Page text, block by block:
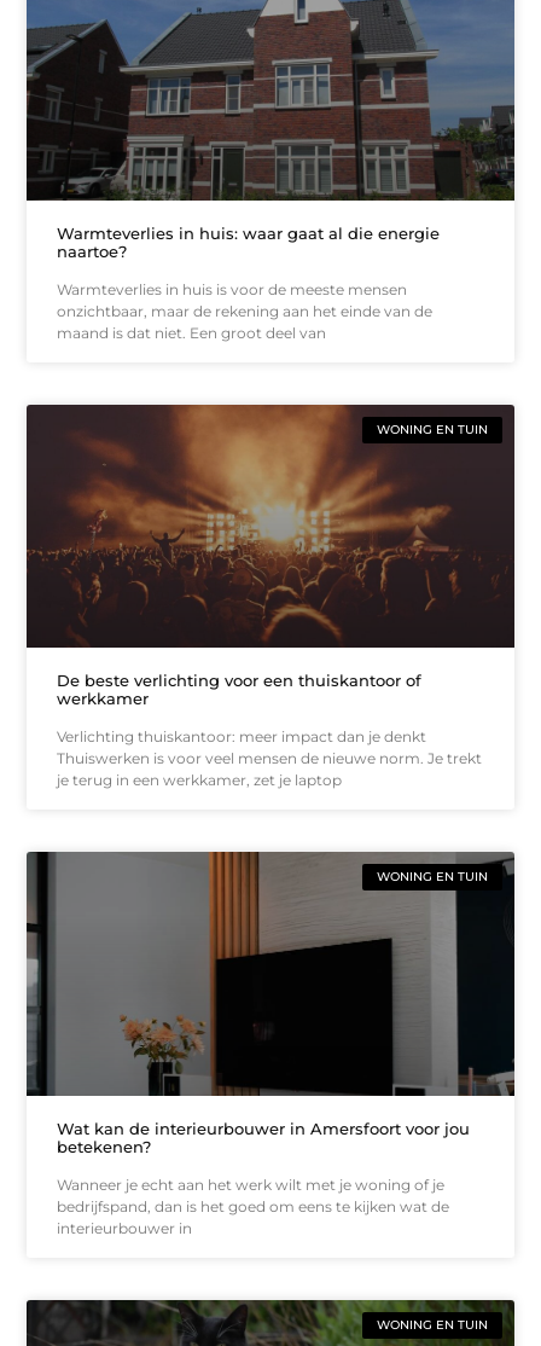
Warmteverlies in huis: waar gaat al die energie
naartoe?
Warmteverlies in huis is voor de meeste mensen
onzichtbaar, maar de rekening aan het einde van de
maand is dat niet. Een groot deel van
WONING EN TUIN
De beste verlichting voor een thuiskantoor of
werkkamer
Verlichting thuiskantoor: meer impact dan je denkt
Thuiswerken is voor veel mensen de nieuwe norm. Je trekt
je terug in een werkkamer, zet je laptop
WONING EN TUIN
Wat kan de interieurbouwer in Amersfoort voor jou
betekenen?
Wanneer je echt aan het werk wilt met je woning of je
bedrijfspand, dan is het goed om eens te kijken wat de
interieurbouwer in
WONING EN TUIN